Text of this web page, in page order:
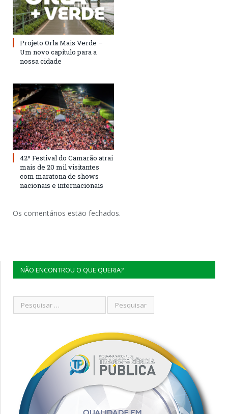
Projeto Orla Mais Verde –
Um novo capítulo para a
nossa cidade
42º Festival do Camarão atrai
mais de 20 mil visitantes
com maratona de shows
nacionais e internacionais
Os comentários estão fechados.
NÃO ENCONTROU O QUE QUERIA?